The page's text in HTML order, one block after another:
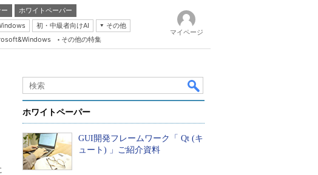
ホワイトペーパー
初・中級者向けAI
その他
& Storage
Expert
OSS
その他の特集
マイページ
ホワイトペーパー
GUI開発フレームワーク「 Qt (キ
ュート) 」ご紹介資料